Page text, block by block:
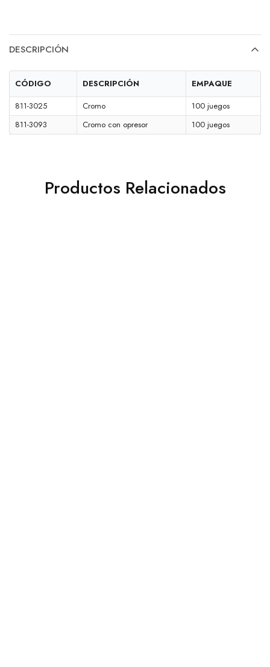
DESCRIPCIÓN
CÓDIGO DESCRIPCIÓN
EMPAQUE
811-3025
Cromo
100 juegos
811-3093
Cromo con opresor 100 juegos
Productos Relacionados